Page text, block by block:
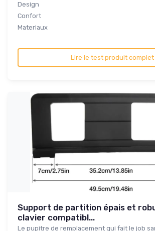
Design
Confort
Materiaux
Lire le test produit complet
Support de partition épais et
clavier compatibl...
Le pupitre de remplacement qui fait le job